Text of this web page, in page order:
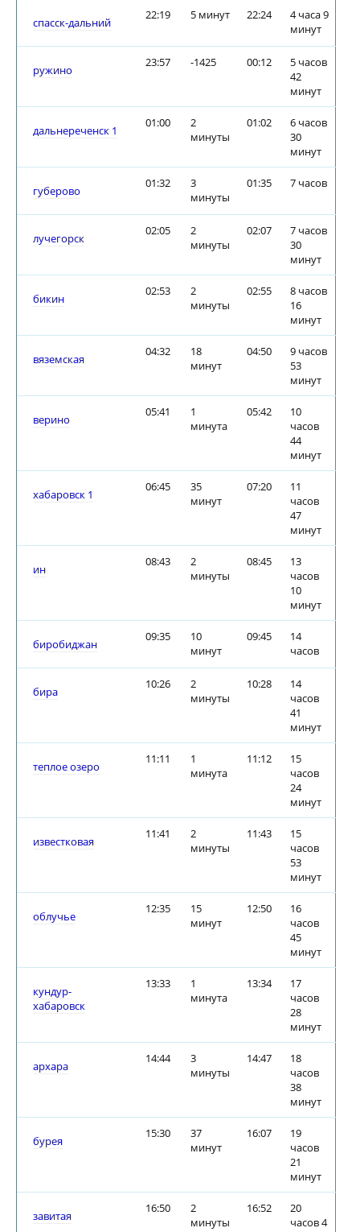
спасск-дальний
22:19 5 минут 22:24
4 часа 9
минут
ружино
23:57 -1425 00:12
5 часов
42
минут
дальнереченск 1
01:00
2
минуты
01:02
6 часов
30
минут
губерово
01:32
3
минуты
01:35 7 часов
лучегорск
02:05
2
минуты
02:07
7 часов
30
минут
бикин
02:53
2
минуты
02:55
8 часов
16
минут
вяземская
04:32
18
минут
04:50
9 часов
53
минут
верино
05:41
1
минута
05:42
10
часов
44
минут
хабаровск 1
06:45
35
минут
07:20
11
часов
47
минут
ин
08:43
2
минуты
08:45
13
часов
10
минут
биробиджан
09:35
10
минут
09:45
14
часов
бира
10:26
2
минуты
10:28
14
часов
41
минут
теплое озеро
11:11
1
минута
11:12
15
часов
24
минут
известковая
11:41
2
минуты
11:43
15
часов
53
минут
облучье
12:35
15
минут
12:50
16
часов
45
минут
кундур-
хабаровск
13:33
1
минута
13:34
17
часов
28
минут
архара
14:44
3
минуты
14:47
18
часов
38
минут
бурея
15:30
37
минут
16:07
19
часов
21
минут
завитая
16:50
2
минуты
16:52
20
часов 4